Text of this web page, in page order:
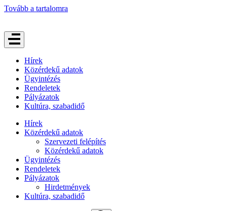
Tovább a tartalomra
Hírek
Közérdekű adatok
Ügyintézés
Rendeletek
Pályázatok
Kultúra, szabadidő
Hírek
Közérdekű adatok
Szervezeti felépítés
Közérdekű adatok
Ügyintézés
Rendeletek
Pályázatok
Hirdetmények
Kultúra, szabadidő